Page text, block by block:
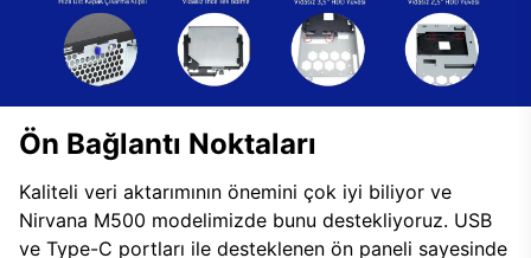
Ön Bağlantı Noktaları
Kaliteli veri aktarımının önemini çok iyi biliyor ve
Nirvana M500 modelimizde bunu destekliyoruz. USB
ve Type-C portları ile desteklenen ön paneli sayesinde